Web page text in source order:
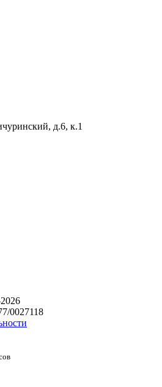
д.6, к.1
0027118